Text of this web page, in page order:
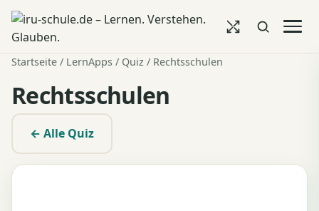
Startseite / LernApps / Quiz / Rechtsschulen
Rechtsschulen
← Alle Quiz